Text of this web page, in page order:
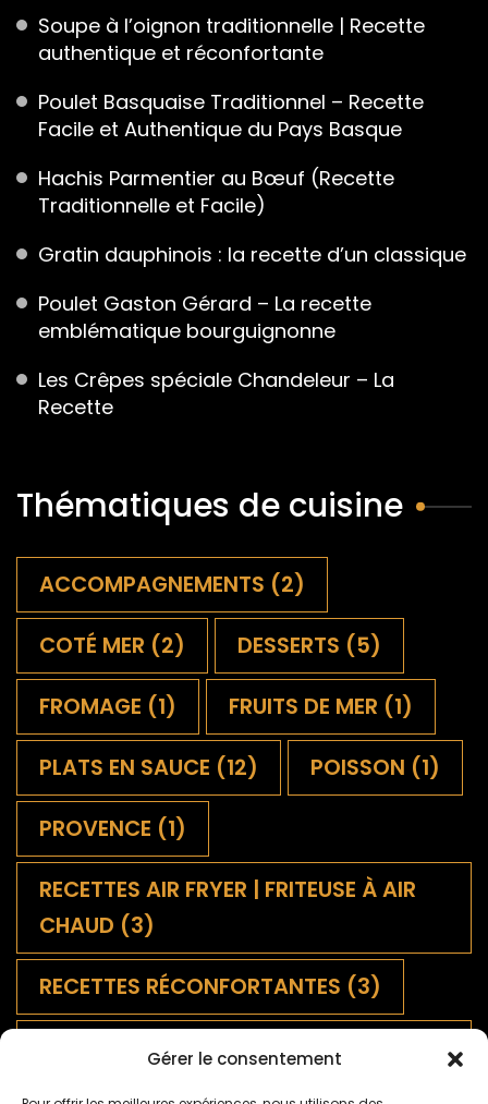
Gérer le consentement
Soupe à l’oignon traditionnelle | Recette
authentique et réconfortante
Poulet Basquaise Traditionnel – Recette
Facile et Authentique du Pays Basque
Hachis Parmentier au Bœuf (Recette
Traditionnelle et Facile)
Gratin dauphinois : la recette d’un classique
Poulet Gaston Gérard – La recette
emblématique bourguignonne
Les Crêpes spéciale Chandeleur – La
Recette
Thématiques de cuisine
ACCOMPAGNEMENTS (2)
COTÉ MER (2) DESSERTS (5)
FROMAGE (1) FRUITS DE MER (1)
PLATS EN SAUCE (12) POISSON (1)
PROVENCE (1)
RECETTES AIR FRYER | FRITEUSE À AIR
CHAUD (3)
RECETTES RÉCONFORTANTES (3)
SALADES FRANÇAISES